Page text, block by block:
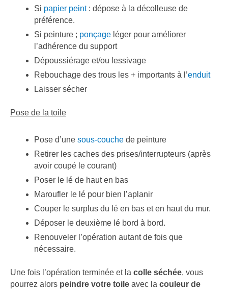
Si papier peint: dépose à la décolleuse de
préférence.
Si peinture ; ponçageléger pour améliorer
l’adhérence du support
Dépoussiérage et/ou lessivage
Rebouchage des trous les + importants à l’enduit
Laisser sécher
Pose de la toile
Pose d’une sous-couchede peinture
Retirer les caches des prises/interrupteurs (après
avoir coupé le courant)
Poser le lé de haut en bas
Maroufler le lé pour bien l’aplanir
Couper le surplus du lé en bas et en haut du mur.
Déposer le deuxième lé bord à bord.
Renouveler l’opération autant de fois que
nécessaire.
Une fois l’opération terminée et la colle séchée, vous
pourrez alors peindre votre toile avec la couleur de